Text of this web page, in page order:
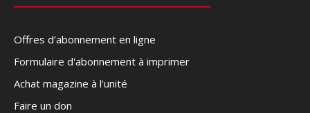
Offres d’abonnement en ligne
Formulaire d'abonnement à imprimer
Achat magazine à l'unité
Faire un don